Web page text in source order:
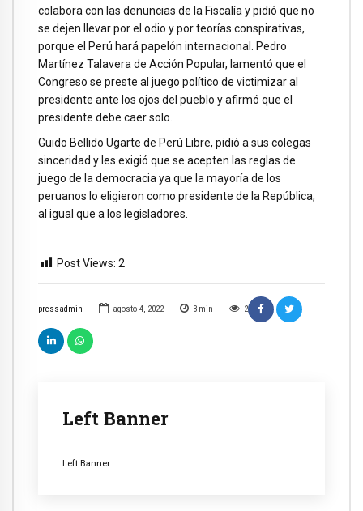
pressadmin agosto 4, 2022 3 min 2
Left Banner
Left Banner
colabora con las denuncias de la Fiscalía y pidió que no
se dejen llevar por el odio y por teorías conspirativas,
porque el Perú hará papelón internacional. Pedro
Martínez Talavera de Acción Popular, lamentó que el
Congreso se preste al juego político de victimizar al
presidente ante los ojos del pueblo y afirmó que el
presidente debe caer solo.
Guido Bellido Ugarte de Perú Libre, pidió a sus colegas
sinceridad y les exigió que se acepten las reglas de
juego de la democracia ya que la mayoría de los
peruanos lo eligieron como presidente de la República,
al igual que a los legisladores.
Post Views: 2